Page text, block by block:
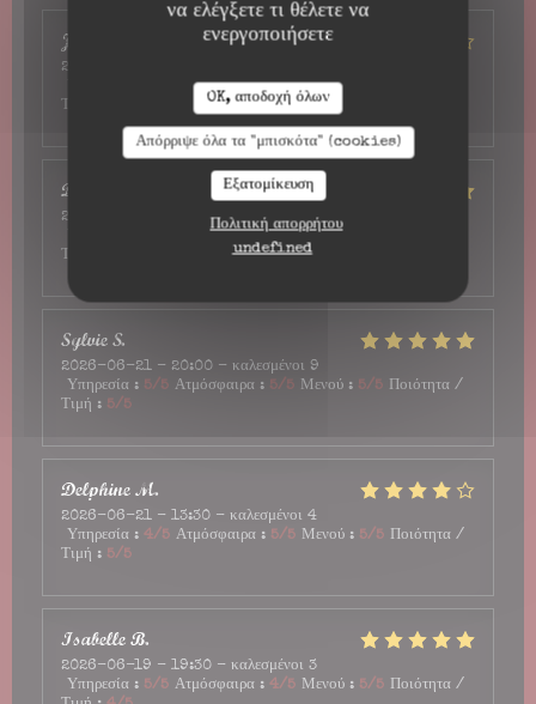
να ελέγξετε τι θέλετε να
ενεργοποιήσετε
OK, αποδοχή όλων
Απόρριψε όλα τα "μπισκότα" (cookies)
Εξατομίκευση
Πολιτική απορρήτου
undefined
Jo
2026-06-28
Ατμόσφαιρα: 4/5 Μενού
Τιμή
Denis
2026-06-27
- 12:45 - καλεσμένοι 2
Ατμόσφαιρα: 4/5 Μενού
Τιμή
SylvieS
2026-06-21 - 20:00 - καλεσμένοι 9
Υπηρεσία : 5/5 Ατμόσφαιρα : 5/5 Μενού : 5/5 Ποιότητα /
Τιμή : 5/5
DelphineM
2026-06-21 - 13:30 - καλεσμένοι 4
Υπηρεσία : 4/5 Ατμόσφαιρα : 5/5 Μενού : 5/5 Ποιότητα /
Τιμή : 5/5
IsabelleB
2026-06-19 - 19:30 - καλεσμένοι 3
Υπηρεσία : 5/5 Ατμόσφαιρα : 4/5 Μενού : 5/5 Ποιότητα /